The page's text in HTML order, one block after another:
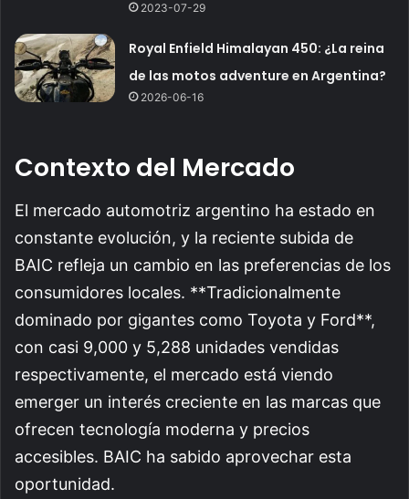
2023-07-29
Royal Enfield Himalayan 450: ¿La reina
de las motos adventure en Argentina?
2026-06-16
Contexto del Mercado
El mercado automotriz argentino ha estado en
constante evolución, y la reciente subida de
BAIC refleja un cambio en las preferencias de los
consumidores locales. **Tradicionalmente
dominado por gigantes como Toyota y Ford**,
con casi 9,000 y 5,288 unidades vendidas
respectivamente, el mercado está viendo
emerger un interés creciente en las marcas que
ofrecen tecnología moderna y precios
accesibles. BAIC ha sabido aprovechar esta
oportunidad.